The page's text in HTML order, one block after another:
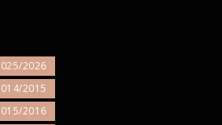
2026
2015
2016